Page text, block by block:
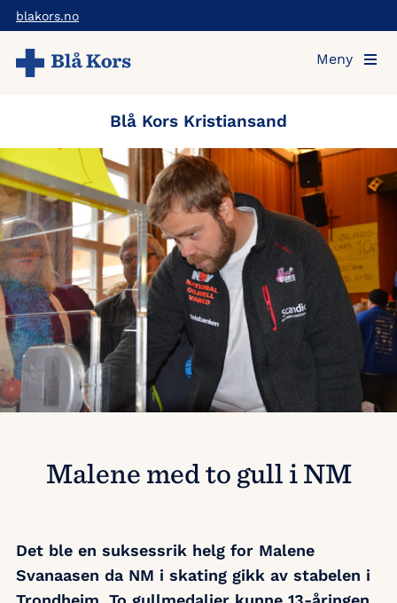
Hopp
til
hovedinnholdet
blakors.no
Meny
Blå Kors Kristiansand
Malene med to gull i NM
Det ble en suksessrik helg for Malene
Svanaasen da NM i skating gikk av stabelen i